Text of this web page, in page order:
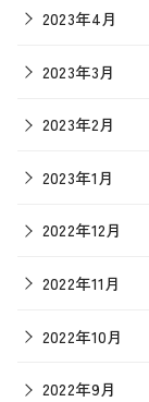
2023年4月
2023年3月
2023年2月
2023年1月
2022年12月
2022年11月
2022年10月
2022年9月